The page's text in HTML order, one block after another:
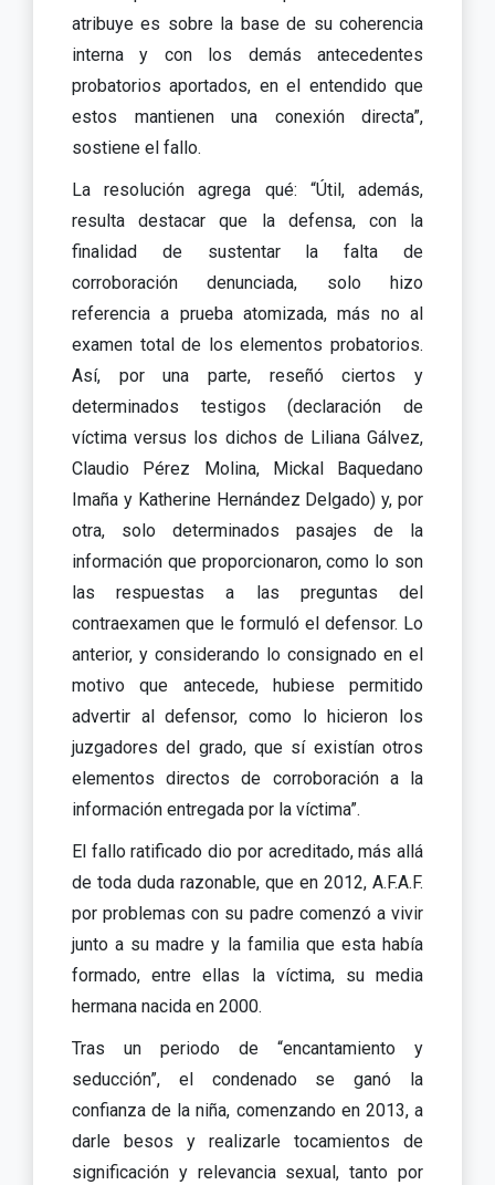
atribuye es sobre la base de su coherencia
interna y con los demás antecedentes
probatorios aportados, en el entendido que
estos mantienen una conexión directa”,
sostiene el fallo.
La resolución agrega qué: “Útil, además,
resulta destacar que la defensa, con la
finalidad de sustentar la falta de
corroboración denunciada, solo hizo
referencia a prueba atomizada, más no al
examen total de los elementos probatorios.
Así, por una parte, reseñó ciertos y
determinados testigos (declaración de
víctima versus los dichos de Liliana Gálvez,
Claudio Pérez Molina, Mickal Baquedano
Imaña y Katherine Hernández Delgado) y, por
otra, solo determinados pasajes de la
información que proporcionaron, como lo son
las respuestas a las preguntas del
contraexamen que le formuló el defensor. Lo
anterior, y considerando lo consignado en el
motivo que antecede, hubiese permitido
advertir al defensor, como lo hicieron los
juzgadores del grado, que sí existían otros
elementos directos de corroboración a la
información entregada por la víctima”.
El fallo ratificado dio por acreditado, más allá
de toda duda razonable, que en 2012, A.F.A.F.
por problemas con su padre comenzó a vivir
junto a su madre y la familia que esta había
formado, entre ellas la víctima, su media
hermana nacida en 2000.
Tras un periodo de “encantamiento y
seducción”, el condenado se ganó la
confianza de la niña, comenzando en 2013, a
darle besos y realizarle tocamientos de
significación y relevancia sexual, tanto por